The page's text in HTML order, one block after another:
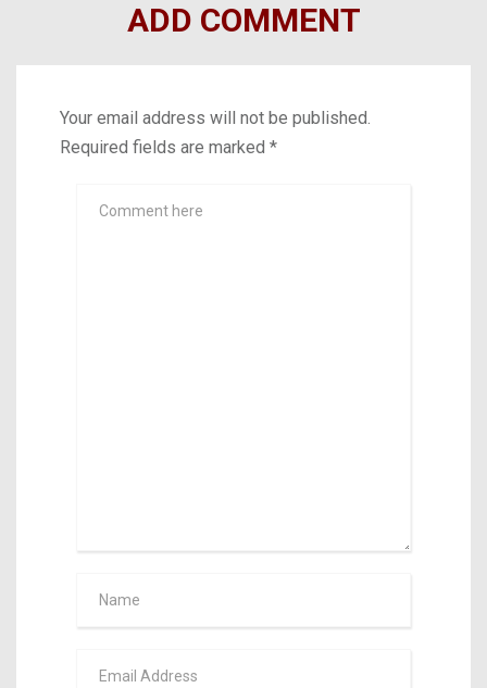
ADD COMMENT
Your email address will not be published.
Required fields are marked *